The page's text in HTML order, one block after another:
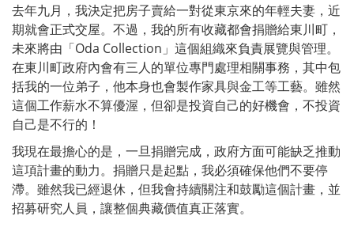
去年九月，我決定把房子賣給一對從東京來的年輕夫妻，近
期就會正式交屋。不過，我的所有收藏都會捐贈給東川町，
未來將由「Oda Collection」這個組織來負責展覽與管理。
在東川町政府內會有三人的單位專門處理相關事務，其中包
括我的一位弟子，他本身也會製作家具與金工等工藝。雖然
這個工作薪水不算優渥，但卻是投資自己的好機會，不投資
自己是不行的！
我現在最擔心的是，一旦捐贈完成，政府方面可能缺乏推動
這項計畫的動力。捐贈只是起點，我必須確保他們不要停
滯。雖然我已經退休，但我會持續關注和鼓勵這個計畫，並
招募研究人員，讓整個典藏價值真正落實。